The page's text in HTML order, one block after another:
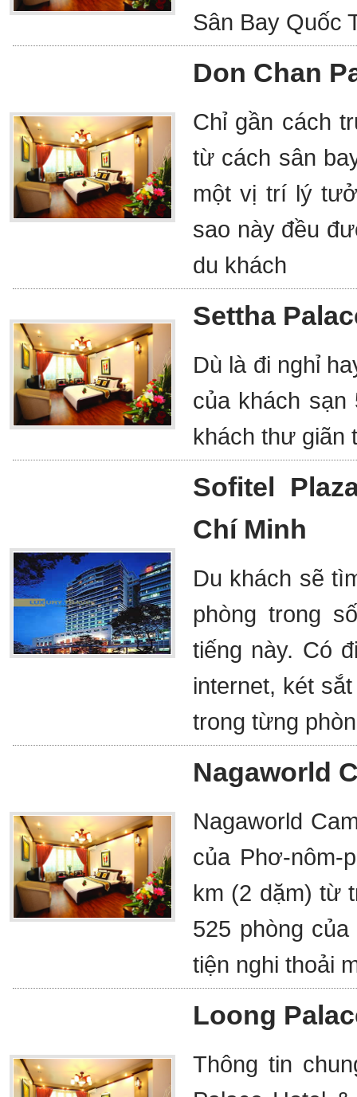
Sân Bay Quốc
Don Chan
Chỉ gần cách
từ cách sân
một vị trí lý
sao này đều
du khách
Settha
Dù là đi nghỉ
của khách
khách thư giãn
Sofitel
Chí Minh
Du khách sẽ
phòng trong
tiếng này. Có
internet, két
trong từng
Nagaworld
Nagaworld
của Phơ-nôm-
km (2 dặm) từ
525 phòng
tiện nghi thoải
Loong
Thông tin